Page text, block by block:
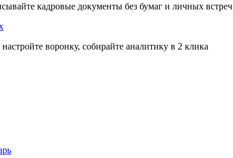
кадровые документы без бумаг и личных встреч
воронку, собирайте аналитику в 2 клика